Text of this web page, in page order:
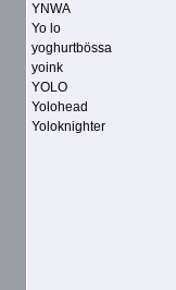
YNWA
Yo lo
yoghurtbössa
yoink
YOLO
Yolohead
Yoloknighter